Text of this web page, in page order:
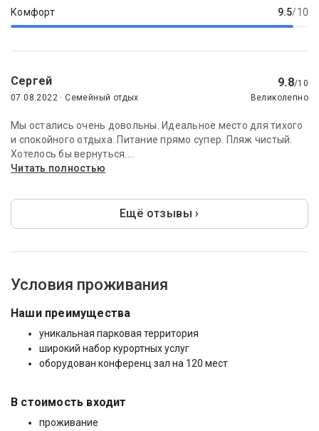
Комфорт 9.5/10
Сергей 9.8/10
07.08.2022 · Семейный отдых
Великолепно
Мы остались очень довольны. Идеальное место для тихого
и спокойного отдыха. Питание прямо супер. Пляж чистый.
Хотелось бы вернуться....
Читать полностью
Ещё отзывы ›
Условия проживания
Наши преимущества
уникальная парковая территория
широкий набор курортных услуг
оборудован конференц зал на 120 мест
В стоимость входит
проживание